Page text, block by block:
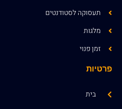
תעסוקה לסטודנטים
מלגות
זמן פנוי
פרטיות
בית